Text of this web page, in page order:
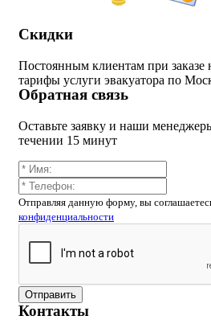
Скидки
Постоянным клиентам при заказе
тарифы услуги эвакуатора по
Обратная связь
Оставьте заявку и наши
течении 15 минут
Отправляя данную форму, вы
конфиденциальности
Отправить
Контакты